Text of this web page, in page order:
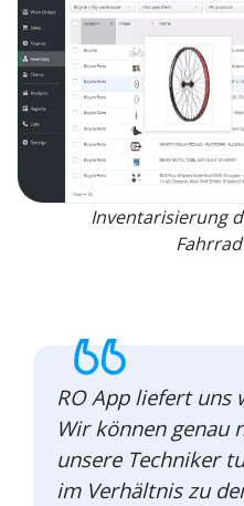
Inventarisierung
RO App liefert uns
Wir können genau
unsere Techniker
im Verhältnis zu